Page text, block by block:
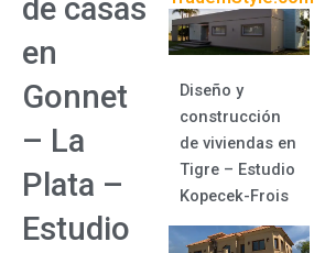
de casas
en
Gonnet
– La
Plata –
Estudio
Diseño y
construcción
de viviendas en
Tigre – Estudio
Kopecek-Frois